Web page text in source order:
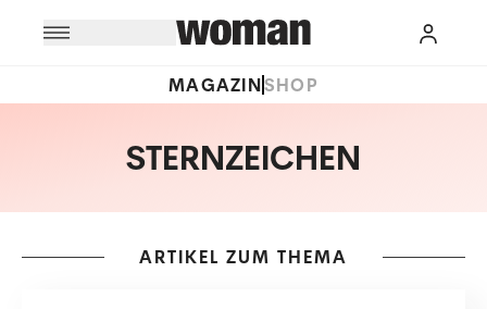
MAGAZINSHOP
STERNZEICHEN
ARTIKEL ZUM THEMA